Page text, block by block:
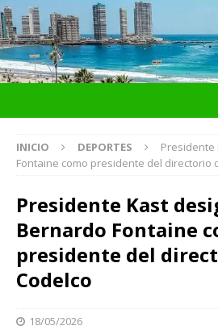
INICIO DEPORTES
Presidente
Fontaine como presidente del directorio
Presidente Kast
Bernardo Fontaine
presidente del
Codelco
18/05/2026